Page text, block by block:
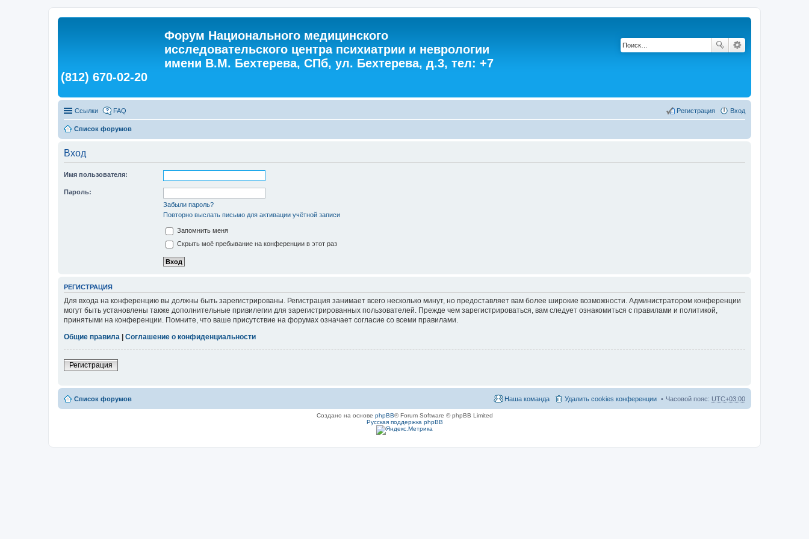
Форум Национального медицинского
исследовательского центра психиатрии и неврологии
имени В.М. Бехтерева, СПб, ул. Бехтерева, д.3, тел: +7
(812) 670-02-20
Ссылки FAQ Вход
Регистрация
Список форумов
Вход
Имя пользователя:
Пароль:
Забыли пароль?
Повторно выслать письмо для активации учётной записи
Запомнить меня
Скрыть моё пребывание на конференции в этот раз
РЕГИСТРАЦИЯ
Для входа на конференцию вы должны быть зарегистрированы. Регистрация занимает всего несколько минут, но предоставляет вам более широкие возможности. Администратором конференции
могут быть установлены также дополнительные привилегии для зарегистрированных пользователей. Прежде чем зарегистрироваться, вам следует ознакомиться с правилами и политикой,
принятыми на конференции. Помните, что ваше присутствие на форумах означает согласие со всеми правилами.
Общие правила
Соглашение о конфиденциальности
Регистрация
Список форумов Часовой пояс: UTC+03:00
Удалить cookies конференции
Наша команда
Создано на основе phpBB® Forum Software © phpBB Limited
Русская поддержка phpBB